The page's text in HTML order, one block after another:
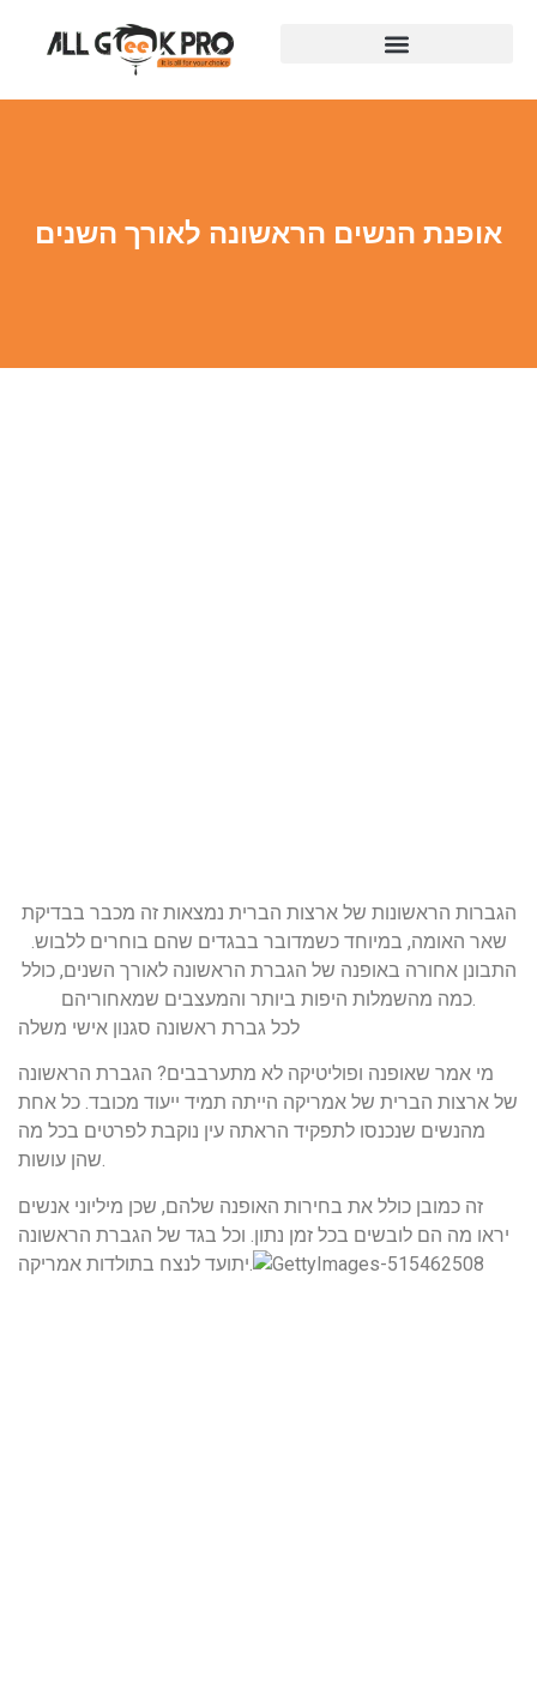
אופנת הנשים הראשונה לאורך השנים
הגברות הראשונות של ארצות הברית נמצאות זה מכבר בבדיקת
שאר האומה, במיוחד כשמדובר בבגדים שהם בוחרים ללבוש.
התבונן אחורה באופנה של הגברת הראשונה לאורך השנים, כולל
כמה מהשמלות היפות ביותר והמעצבים שמאחוריהם.
לכל גברת ראשונה סגנון אישי משלה
מי אמר שאופנה ופוליטיקה לא מתערבבים? הגברת הראשונה
של ארצות הברית של אמריקה הייתה תמיד ייעוד מכובד. כל אחת
מהנשים שנכנסו לתפקיד הראתה עין נוקבת לפרטים בכל מה
שהן עושות.
זה כמובן כולל את בחירות האופנה שלהם, שכן מיליוני אנשים
יראו מה הם לובשים בכל זמן נתון. וכל בגד של הגברת הראשונה
יתועד לנצח בתולדות אמריקה.